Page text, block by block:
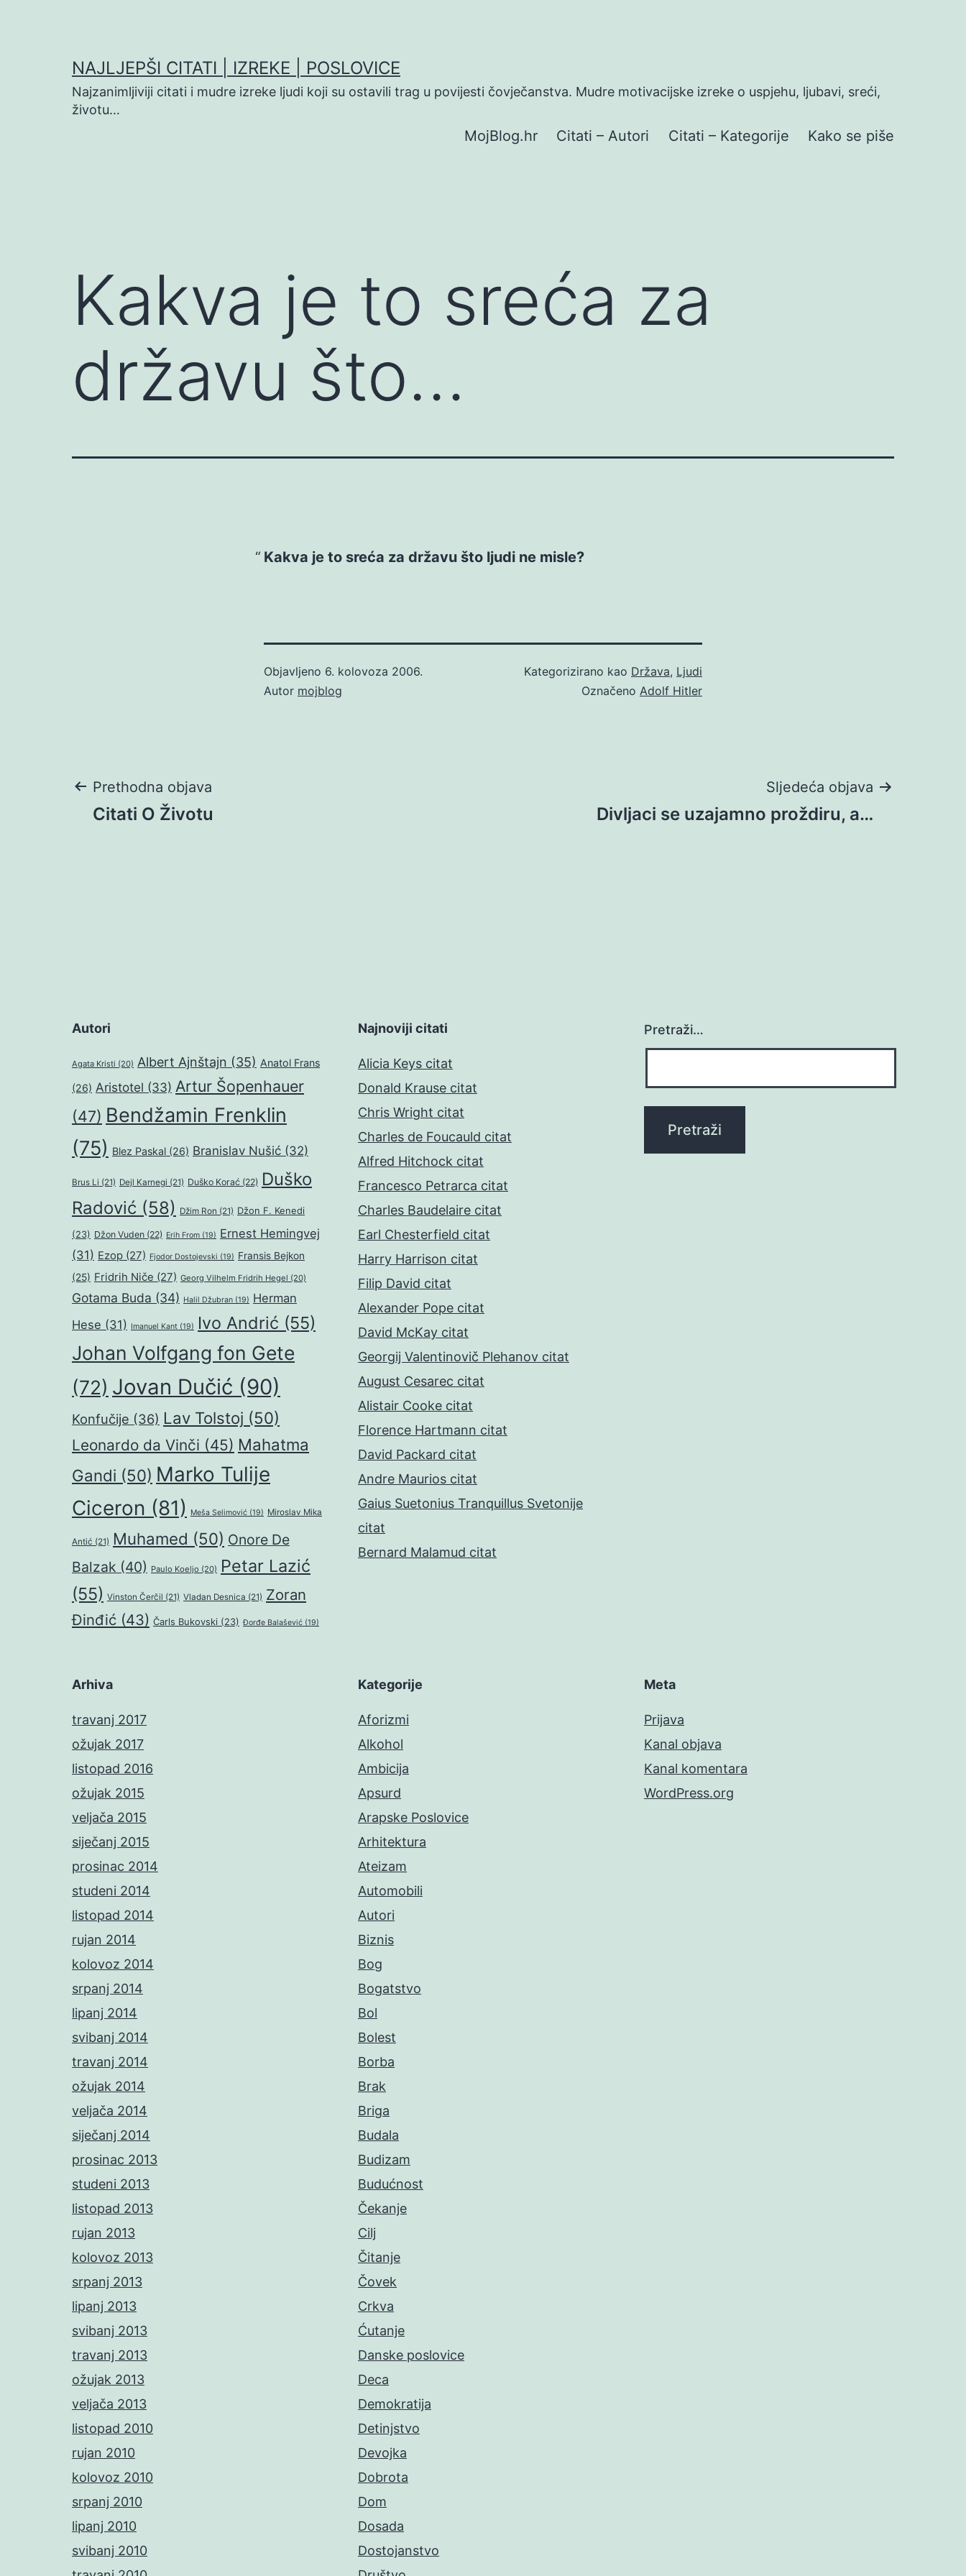
NAJLJEPŠI CITATI | IZREKE | POSLOVICE
Najzanimljiviji citati i mudre izreke ljudi koji su ostavili trag u povijesti čovječanstva. Mudre motivacijske izreke o uspjehu, ljubavi, sreći,
životu…
MojBlog.hr Citati – Autori Citati – Kategorije Kako se piše
Kakva je to sreća za
državu što…
Kakva je to sreća za državu što ljudi ne misle?
Objavljeno 6. kolovoza 2006.
Autor mojblog
Kategorizirano kao Država, Ljudi
Označeno Adolf Hitler
Navigacija
Prethodna objava
Citati O Životu
Sljedeća objava
Divljaci se uzajamno proždiru, a…
Autori
Agata Kristi (20) Albert Ajnštajn (35) Anatol Frans
(26) Aristotel (33) Artur Šopenhauer
(47) Bendžamin Frenklin
(75) Blez Paskal (26) Branislav Nušić (32)
Brus Li (21) Dejl Karnegi (21) Duško Korać (22) Duško
Radović (58) Džim Ron (21) Džon F. Kenedi
(23) Džon Vuden (22) Erih From (19) Ernest Hemingvej
(31) Ezop (27) Fjodor Dostojevski (19) Fransis Bejkon
(25) Fridrih Niče (27) Georg Vilhelm Fridrih Hegel (20)
Gotama Buda (34) Halil Džubran (19) Herman
Hese (31) Imanuel Kant (19) Ivo Andrić (55)
Johan Volfgang fon Gete
(72) Jovan Dučić (90)
Konfučije (36) Lav Tolstoj (50)
Leonardo da Vinči (45) Mahatma
Gandi (50) Marko Tulije
Ciceron (81) Meša Selimović (19) Miroslav Mika
Antić (21) Muhamed (50) Onore De
Balzak (40) Paulo Koeljo (20) Petar Lazić
(55) Vinston Čerčil (21) Vladan Desnica (21) Zoran
Đinđić (43) Čarls Bukovski (23) Đorđe Balašević (19)
Najnoviji citati
Alicia Keys citat
Donald Krause citat
Chris Wright citat
Charles de Foucauld citat
Alfred Hitchock citat
Francesco Petrarca citat
Charles Baudelaire citat
Earl Chesterfield citat
Harry Harrison citat
Filip David citat
Alexander Pope citat
David McKay citat
Georgij Valentinovič Plehanov citat
August Cesarec citat
Alistair Cooke citat
Florence Hartmann citat
David Packard citat
Andre Maurios citat
Gaius Suetonius Tranquillus Svetonije
citat
Bernard Malamud citat
Pretraži…
Arhiva
travanj 2017
ožujak 2017
listopad 2016
ožujak 2015
veljača 2015
siječanj 2015
prosinac 2014
studeni 2014
listopad 2014
rujan 2014
kolovoz 2014
srpanj 2014
lipanj 2014
svibanj 2014
travanj 2014
ožujak 2014
veljača 2014
siječanj 2014
prosinac 2013
studeni 2013
listopad 2013
rujan 2013
kolovoz 2013
srpanj 2013
lipanj 2013
svibanj 2013
travanj 2013
ožujak 2013
veljača 2013
listopad 2010
rujan 2010
kolovoz 2010
srpanj 2010
lipanj 2010
svibanj 2010
Kategorije
Aforizmi
Alkohol
Ambicija
Apsurd
Arapske Poslovice
Arhitektura
Ateizam
Automobili
Autori
Biznis
Bog
Bogatstvo
Bol
Bolest
Borba
Brak
Briga
Budala
Budizam
Budućnost
Čekanje
Cilj
Čitanje
Čovek
Crkva
Ćutanje
Danske poslovice
Deca
Demokratija
Detinjstvo
Devojka
Dobrota
Dom
Dosada
Dostojanstvo
Meta
Prijava
Kanal objava
Kanal komentara
WordPress.org